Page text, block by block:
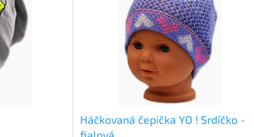
Háčkovaná čepička YO ! Srdíčko -